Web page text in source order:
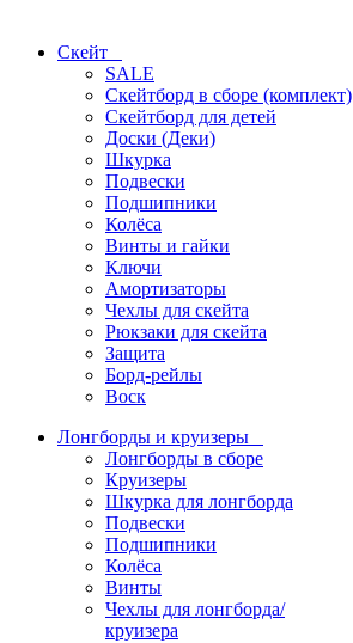
Скейт
SALE
Скейтборд в сборе (комплект)
Скейтборд для детей
Доски (Деки)
Шкурка
Подвески
Подшипники
Колёса
Винты и гайки
Ключи
Амортизаторы
Чехлы для скейта
Рюкзаки для скейта
Защита
Борд-рейлы
Воск
Лонгборды и круизеры
Лонгборды в сборе
Круизеры
Шкурка для лонгборда
Подвески
Подшипники
Колёса
Винты
Чехлы для лонгборда/
круизера